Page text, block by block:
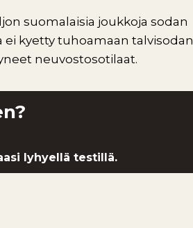
suomalaisia joukkoja sodan
ei kyetty tuhoamaan talvisodan
neuvostosotilaat.
lyhyellä testillä.